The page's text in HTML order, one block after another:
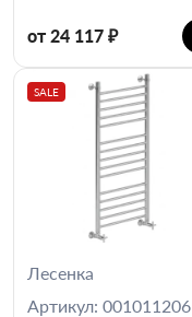
от 24 117 ₽
SALE
Лесенка
Артикул: 001011206